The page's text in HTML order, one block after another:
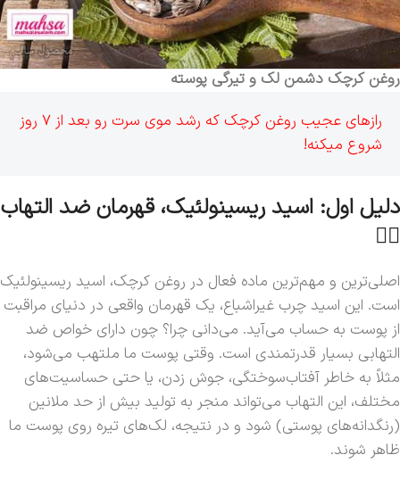
روغن کرچک دشمن لک و تیرگی پوسته
رازهای عجیب روغن کرچک که رشد موی سرت رو بعد از 7 روز
شروع میکنه!
دلیل اول: اسید ریسینولئیک، قهرمان ضد التهاب
🦸‍♀️
اصلی‌ترین و مهم‌ترین ماده فعال در روغن کرچک، اسید ریسینولئیک
است. این اسید چرب غیراشباع، یک قهرمان واقعی در دنیای مراقبت
از پوست به حساب می‌آید. می‌دانی چرا؟ چون دارای خواص ضد
التهابی بسیار قدرتمندی است. وقتی پوست ما ملتهب می‌شود،
مثلاً به خاطر آفتاب‌سوختگی، جوش زدن، یا حتی حساسیت‌های
مختلف، این التهاب می‌تواند منجر به تولید بیش از حد ملانین
(رنگدانه‌های پوستی) شود و در نتیجه، لک‌های تیره روی پوست ما
ظاهر شوند.